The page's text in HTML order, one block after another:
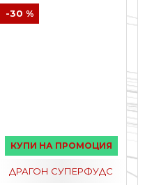
КУПИ НА ПРОМОЦИЯ
-30 %
ДРАГОН СУПЕРФУДС